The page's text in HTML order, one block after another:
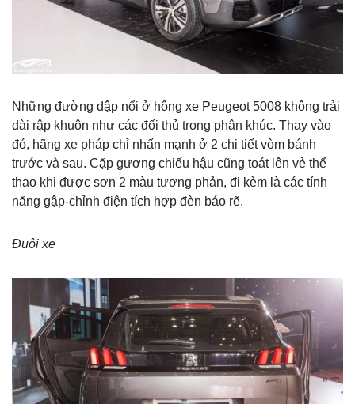
Những đường dập nổi ở hông xe Peugeot 5008 không trải
dài rập khuôn như các đối thủ trong phân khúc. Thay vào
đó, hãng xe pháp chỉ nhấn mạnh ở 2 chi tiết vòm bánh
trước và sau. Cặp gương chiếu hậu cũng toát lên vẻ thể
thao khi được sơn 2 màu tương phản, đi kèm là các tính
năng gập-chỉnh điện tích hợp đèn báo rẽ.
Đuôi xe